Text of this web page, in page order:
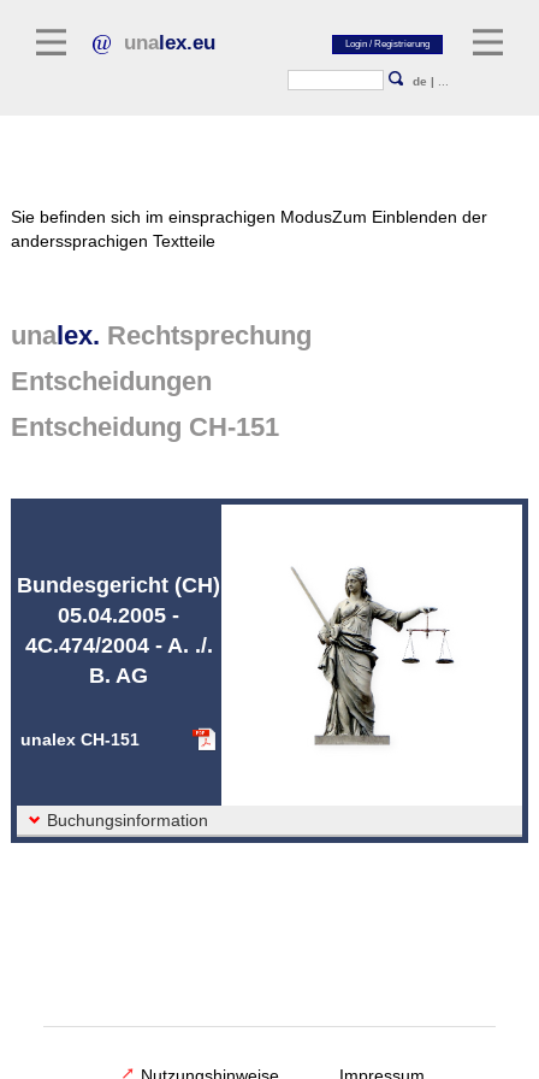
unalex.eu
de |
Normtexte
Rechtsprechung
Sie befinden sich im einsprachigen ModusZum Einblenden der
anderssprachigen Textteile
unalex. Rechtsprechung
Entscheidungen
Entscheidung CH-151
Bundesgericht (CH)
05.04.2005 -
4C.474/2004 - A. ./.
B. AG
unalex CH-151
Buchungsinformation
Nutzungshinweise Impressum